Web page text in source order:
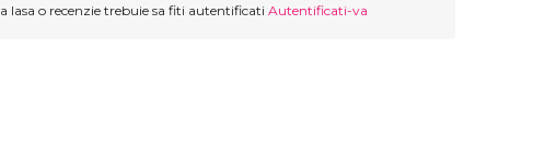
lasa o recenzie trebuie sa fiti autentificati Autentificati-va